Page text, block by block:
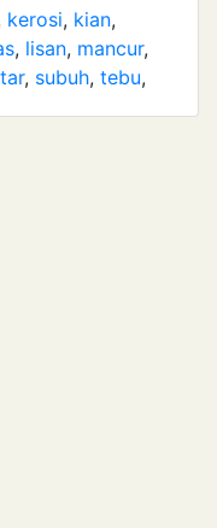
kerosi, kian,
, lisan, mancur,
, subuh, tebu,